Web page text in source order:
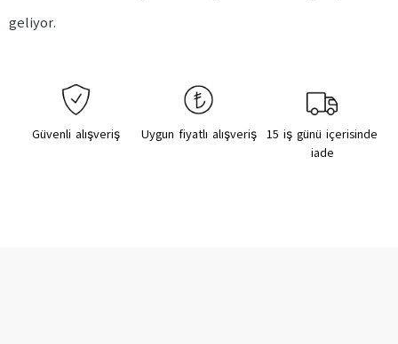
geliyor.
Güvenli alışveriş Uygun fiyatlı alışveriş 15 iş günü içerisinde
iade